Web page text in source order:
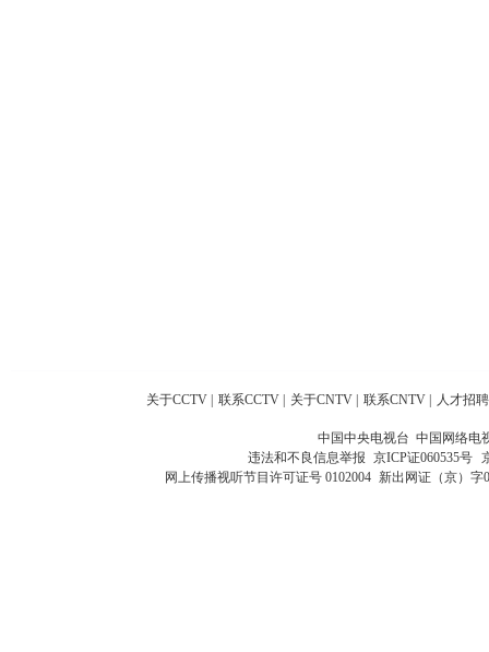
关于CCTV 联系CCTV 关于CNTV 联系CNTV 人才招聘
中国中央电视台 中国网络电
违法和不良信息举报 京ICP证060535号
网上传播视听节目许可证号 0102004 新出网证（京）